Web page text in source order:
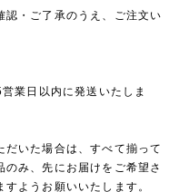
・ご了承のうえ、ご注文い
業日以内に発送いたしま
いた場合は、すべて揃って
み、先にお届けをご希望さ
ようお願いいたします。